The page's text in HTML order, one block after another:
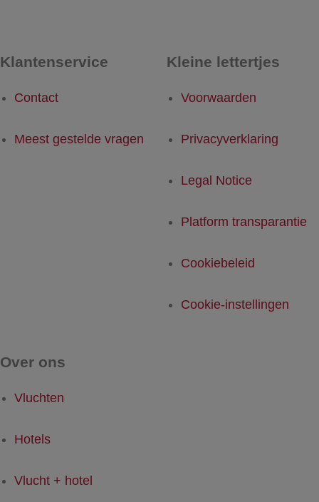
Klantenservice
Contact
Meest gestelde vragen
Kleine lettertjes
Voorwaarden
Privacyverklaring
Legal Notice
Platform transparantie
Cookiebeleid
Cookie-instellingen
Over ons
Vluchten
Hotels
Vlucht + hotel